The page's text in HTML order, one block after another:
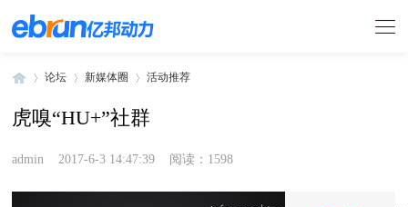
»
论坛
›
新媒体圈
›
活动推荐
虎嗅“HU+”社群
admin 2017-6-3 14:47:39 阅读：1598